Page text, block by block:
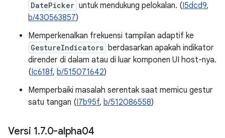
DatePicker untuk mendukung pelokalan. (I5dcd9,
b/430563857)
Memperkenalkan frekuensi tampilan adaptif ke
GestureIndicators berdasarkan apakah indikator
dirender di dalam atau di luar komponen UI host-nya.
(Ic618f, b/515071642)
Memperbaiki masalah serentak saat memicu gestur
satu tangan (I7b95f, b/512086558)
Versi 1.7.0-alpha04